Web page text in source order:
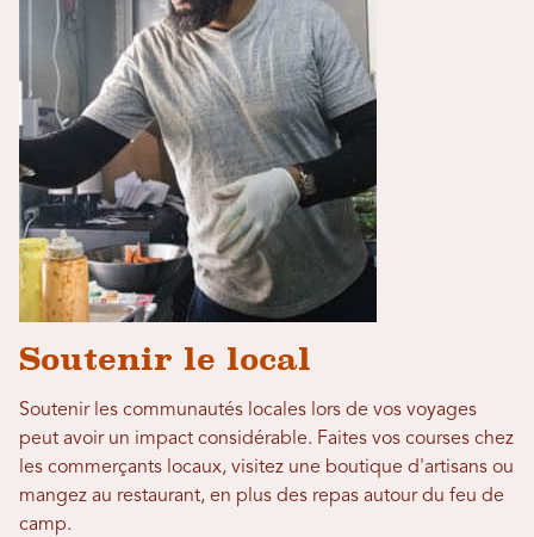
Soutenir le local
Soutenir les communautés locales lors de vos voyages
peut avoir un impact considérable. Faites vos courses chez
les commerçants locaux, visitez une boutique d'artisans ou
mangez au restaurant, en plus des repas autour du feu de
camp.